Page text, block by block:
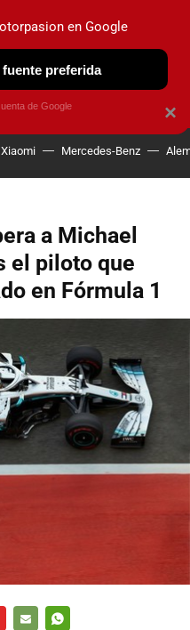
OBSERVATORIO
Xiaomi Mercedes-Benz
a Michael
el piloto que
en Fórmula 1
×
en Google
preferida
de Google